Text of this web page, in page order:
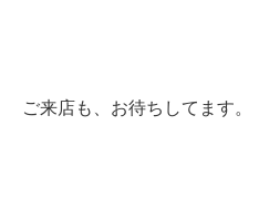
ご来店も、お待ちしてます。